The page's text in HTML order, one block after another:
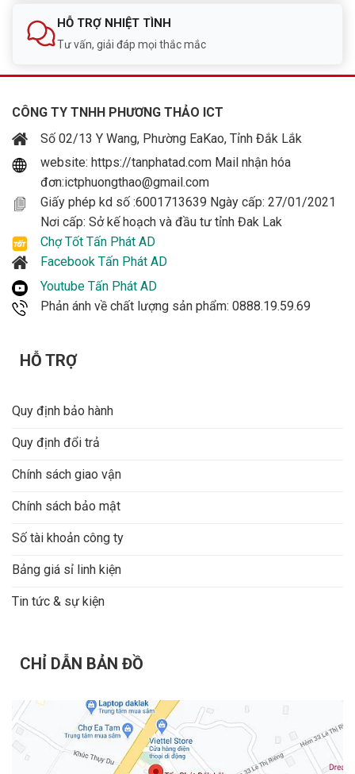
HỖ TRỢ NHIỆT TÌNH
Tư vấn, giải đáp mọi thắc mắc
CÔNG TY TNHH PHƯƠNG THẢO ICT
Số 02/13 Y Wang, Phường EaKao, Tỉnh Đắk Lắk
website: https://tanphatad.com Mail nhận hóa
đơn:ictphuongthao@gmail.com
Giấy phép kd số :6001713639 Ngày cấp: 27/01/2021
Nơi cấp: Sở kế hoạch và đầu tư tỉnh Đak Lak
Chợ Tốt Tấn Phát AD
Facebook Tấn Phát AD
Youtube Tấn Phát AD
Phản ánh về chất lượng sản phẩm: 0888.19.59.69
HỖ TRỢ
Quy định bảo hành
Quy định đổi trả
Chính sách giao vận
Chính sách bảo mật
Số tài khoản công ty
Bảng giá sỉ linh kiện
Tin tức & sự kiện
CHỈ DẪN BẢN ĐỒ